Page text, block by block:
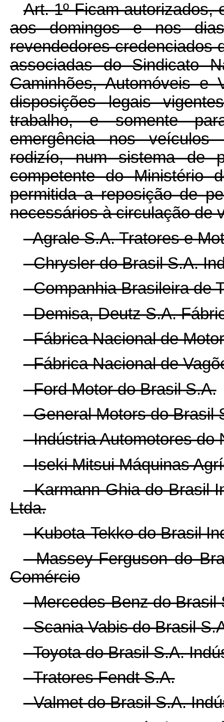
Art. 1º Ficam autorizados,
aos domingos e nos
revendedores credenciados
associadas do Sindicato
Caminhões, Automóveis e
disposições legais
trabalho, e somente
emergência nos veículos
rodizío, num sistema de
competente do Ministério
permitida a reposição de
necessários à circulação de
- Agrale S.A. Tratores e
- Chrysler do Brasil S.A.
- Companhia Brasileira de
- Demisa, Deutz S.A.
- Fábrica Nacional de
- Fábrica Nacional de
- Ford Motor do Brasil S.A.
- General Motors do Brasil
- Indústria Automotores do
- Iseki Mitsui Máquinas
- Karmann Ghia do Brasil
Ltda.
- Kubota-Tekko do Brasil
- Massey-Ferguson do
Comércio
- Mercedes-Benz do Brasil
- Scania Vabis do Brasil
- Toyota do Brasil S.A.
- Tratores Fendt S.A.
- Valmet do Brasil S.A.